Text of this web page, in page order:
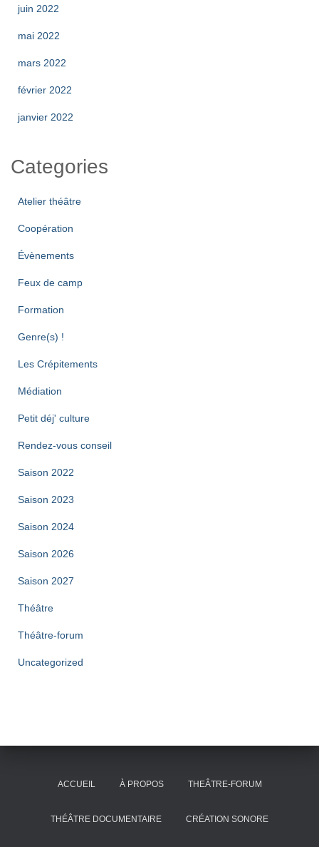
juin 2022
mai 2022
mars 2022
février 2022
janvier 2022
Categories
Atelier théâtre
Coopération
Évènements
Feux de camp
Formation
Genre(s) !
Les Crépitements
Médiation
Petit déj' culture
Rendez-vous conseil
Saison 2022
Saison 2023
Saison 2024
Saison 2026
Saison 2027
Théâtre
Théâtre-forum
Uncategorized
ACCUEIL À PROPOS THEÂTRE-FORUM
THÉÂTRE DOCUMENTAIRE CRÉATION SONORE